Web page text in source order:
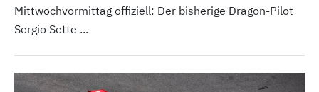
Mittwochvormittag offiziell: Der bisherige Dragon-Pilot
Sergio Sette ...